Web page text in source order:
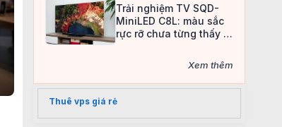
Trải nghiệm TV SQD-
MiniLED C8L: màu sắc
rực rỡ chưa từng thấy ở
Xem thêm
Thuê vps giá rẻ